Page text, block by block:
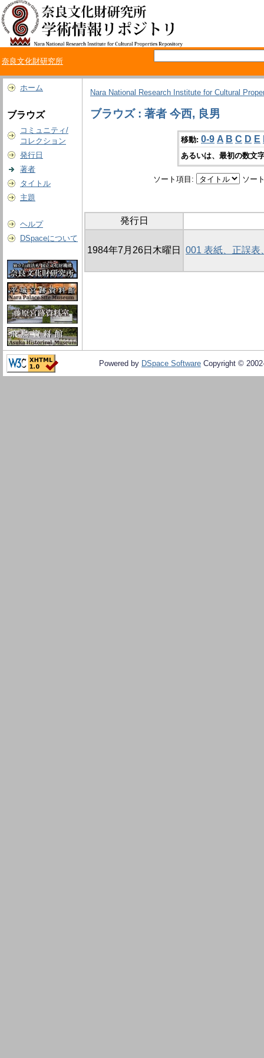
奈良文化財研究所
ホーム
ブラウズ
コミュニティ/
コレクション
発行日
著者
タイトル
主題
ヘルプ
DSpaceについて
Nara National Research Institute for Cultural
ブラウズ : 著者 今西, 良男
移動: 0-9 A B C D E
あるいは、最初の数文
ソート項目: ソー
発行日
1984年7月26日木曜日 001 表紙、正誤表
Powered by DSpace Software Copyright ©